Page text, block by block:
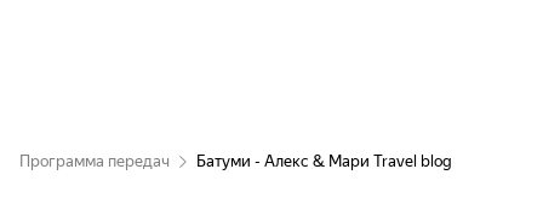
Программа передач Батуми - Алекс & Мари Travel blog